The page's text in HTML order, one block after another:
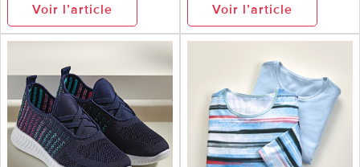
Voir l’article Voir l’article